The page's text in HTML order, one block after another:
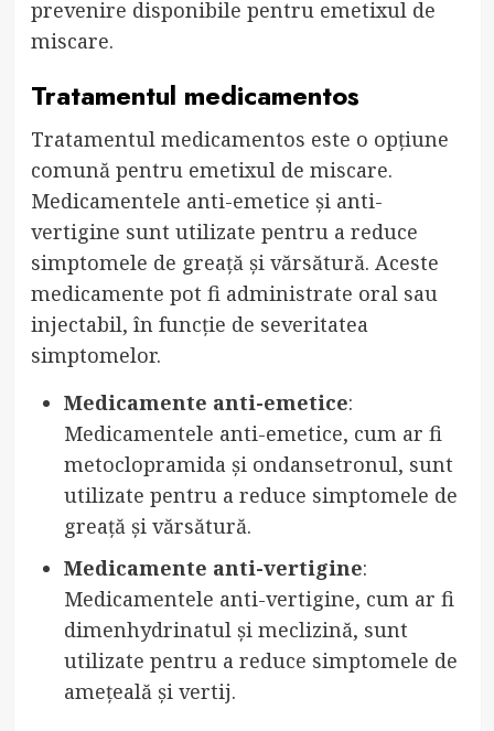
prevenire disponibile pentru emetixul de
miscare.
Tratamentul medicamentos
Tratamentul medicamentos este o opțiune
comună pentru emetixul de miscare.
Medicamentele anti-emetice și anti-
vertigine sunt utilizate pentru a reduce
simptomele de greață și vărsătură. Aceste
medicamente pot fi administrate oral sau
injectabil, în funcție de severitatea
simptomelor.
Medicamente anti-emetice:
Medicamentele anti-emetice, cum ar fi
metoclopramida și ondansetronul, sunt
utilizate pentru a reduce simptomele de
greață și vărsătură.
Medicamente anti-vertigine:
Medicamentele anti-vertigine, cum ar fi
dimenhydrinatul și meclizină, sunt
utilizate pentru a reduce simptomele de
amețeală și vertij.